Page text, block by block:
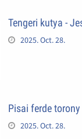
Tengeri kutya -
2025. Oct. 28.
Pisai ferde torony
2025. Oct. 28.